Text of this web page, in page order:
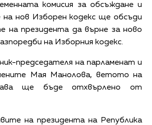
комисия за обсъждане и
на нов Изборен кодекс ще обсъди
на президента да върне за ново
на Изборния кодекс.
председателя на парламенат и
Мая Манолова, ветото на
ще бъде отхвърлено от
на президента на Република